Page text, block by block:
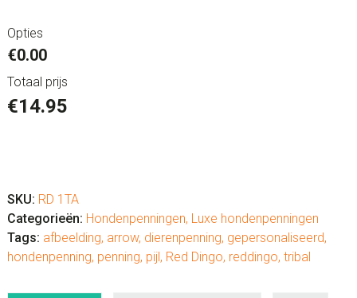
Opties
€0.00
Totaal prijs
€14.95
"Tribal
Arrow"
aantal
SKU: RD 1TA
Categorieën: Hondenpenningen, Luxe hondenpenningen
Tags: afbeelding, arrow, dierenpenning, gepersonaliseerd,
hondenpenning, penning, pijl, Red Dingo, reddingo, tribal